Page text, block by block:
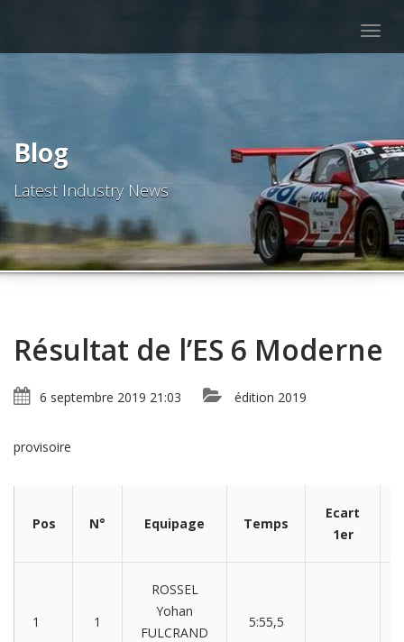
Blog
Latest Industry News
Résultat de l’ES 6 Moderne
6 septembre 2019 21:03 édition 2019
provisoire
Pos N° Equipage Temps
Ecart
1er
1 1
ROSSEL
Yohan
FULCRAND
5:55,5